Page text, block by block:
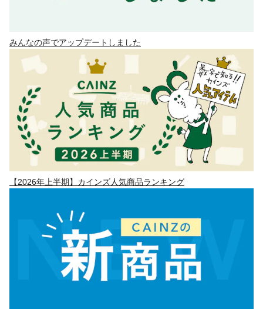
みんなの声でアップデートしました
【2026年上半期】カインズ人気商品ランキング